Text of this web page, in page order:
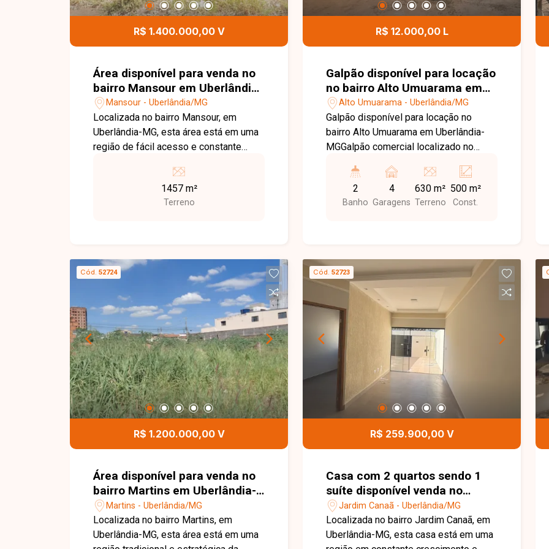
conhecer todos os detalhes deste
privilegiada e grande potencial de
Fonseca. Agende uma visita e conheça
R$ 1.400.000,00 V
Área disponível para venda no
bairro Mansour em Uberlândia-
MGMansour - Uberlândia/MG
Localizada no bairro Mansour, em
Uberlândia-MG, esta área está em uma
região de fácil acesso e constante
comercial, com excelente visibilidade e
proximidade de diversos comércios e
serviços, oferecendo grande potencial
planos e contíguos. Sua localização
estratégica em avenida comercial torna
a área ideal para a construção de
galpões, centros comerciais ou outros
empreendimentos de grande porte,
proporcionando excelente
aproveitamento e valorização. Esta é
uma excelente oportunidade para
investidores e empresários que
buscam uma área ampla e bem
localizada no bairro Mansour. Agende
deste imóvel.
1457 m²
Terreno
R$ 12.000,00 L
Galpão disponível para locação
no bairro Alto Umuarama em
Uberlândia-MG
Alto Umuarama - Uberlândia/MG
Galpão disponível para locação no
bairro Alto Umuarama em Uberlândia-
MGGalpão comercial localizado no
aproximadamente 500 m², em
localização estratégica, próximo ao
aeroporto. Possui pé-direito de 7
frontal.
2
Banho
4
Garagens
630 m²
Terreno
500 m²
Const.
Cód. 52724
R$ 1.200.000,00 V
Área disponível para venda no
bairro Martins em Uberlândia-
MGMartins - Uberlândia/MG
Localizada no bairro Martins, em
Uberlândia-MG, esta área está em uma
Cód. 52723
R$ 259.900,00 V
Casa com 2 quartos sendo 1
suíte disponível venda no
Jardim Canaã em Uberlândia-
MG
Jardim Canaã - Uberlândia/MG
Localizada no bairro Jardim Canaã, em
Uberlândia-MG, esta casa está em uma